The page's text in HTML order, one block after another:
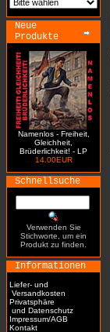
Neue
Produkte
Namenlos - Freiheit,
Gleichheit,
Brüderlichkeit! - LP
14.00EUR
Schnellsuche
Verwenden Sie
Stichworte, um ein
Produkt zu finden.
Informationen
Liefer- und
Versandkosten
Privatsphäre
und Datenschutz
Impressum/AGB
Kontakt